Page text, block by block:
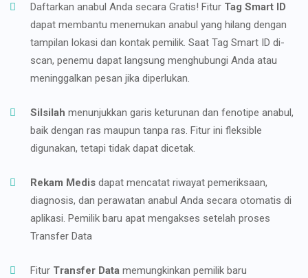
Daftarkan anabul Anda secara Gratis! Fitur Tag Smart ID
dapat membantu menemukan anabul yang hilang dengan
tampilan lokasi dan kontak pemilik. Saat Tag Smart ID di-
scan, penemu dapat langsung menghubungi Anda atau
meninggalkan pesan jika diperlukan.
Silsilah menunjukkan garis keturunan dan fenotipe anabul,
baik dengan ras maupun tanpa ras. Fitur ini fleksible
digunakan, tetapi tidak dapat dicetak.
Rekam Medis dapat mencatat riwayat pemeriksaan,
diagnosis, dan perawatan anabul Anda secara otomatis di
aplikasi. Pemilik baru apat mengakses setelah proses
Transfer Data
Fitur Transfer Data memungkinkan pemilik baru